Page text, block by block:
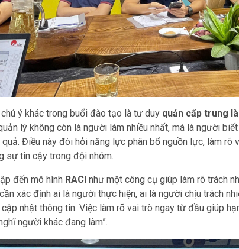
ý khác trong buổi đào tạo là tư duy quản cấp trung
lý không còn là người làm nhiều nhất, mà là người
Điều này đòi hỏi năng lực phân bổ nguồn lực, làm rõ
sự tin cậy trong đội nhóm.
đến mô hình RACI như một công cụ giúp làm rõ trách
xác định ai là người thực hiện, ai là người chịu trách
nhật thông tin. Việc làm rõ vai trò ngay từ đầu giúp
người khác đang làm”.